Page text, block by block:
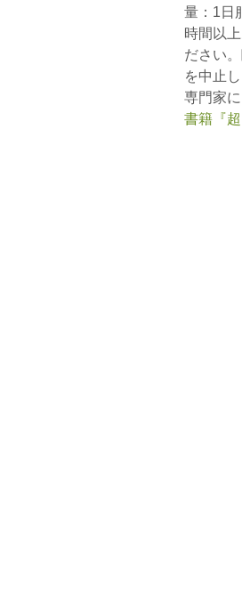
量：1日
時間以
ださい
を中止
専門家
書籍『